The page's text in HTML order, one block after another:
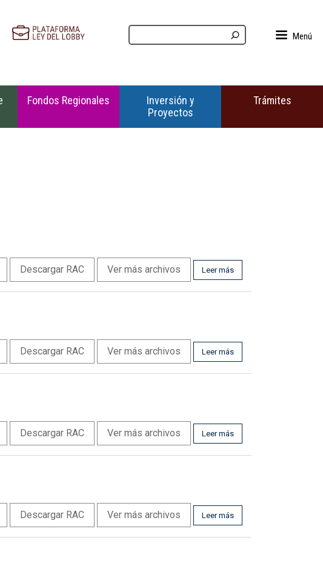
Menú
Fondos Regionales
Inversión y
Proyectos
Trámites
Descargar RAC Ver más archivos Leer más
Descargar RAC Ver más archivos Leer más
Descargar RAC Ver más archivos Leer más
Descargar RAC Ver más archivos Leer más